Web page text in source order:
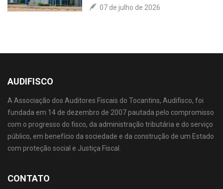
07 de julho de 2026
AUDIFISCO
A Associação dos Auditores Fiscais do Tocantins, Audifisco, foi
fundada em 14 de dezembro de 2007 pautada pelo compromisso
com o progresso do fisco, da administração tributária e do serviço
público, em benefício da sociedade e da construção de um Estado
com proteção social e Justiça Fiscal.
CONTATO